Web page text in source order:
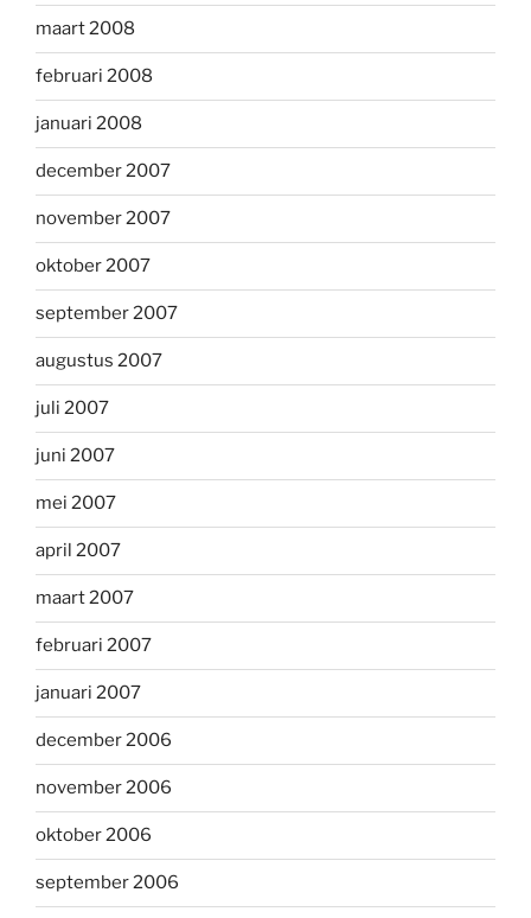
maart 2008
februari 2008
januari 2008
december 2007
november 2007
oktober 2007
september 2007
augustus 2007
juli 2007
juni 2007
mei 2007
april 2007
maart 2007
februari 2007
januari 2007
december 2006
november 2006
oktober 2006
september 2006